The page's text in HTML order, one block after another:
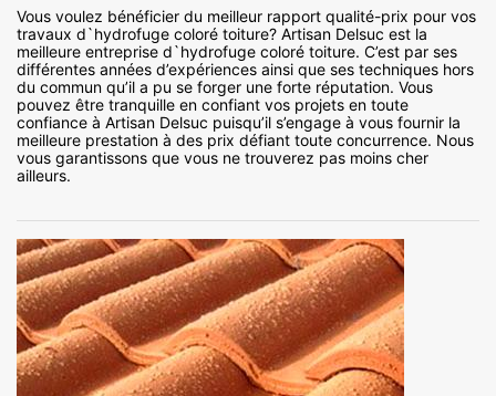
Vous voulez bénéficier du meilleur rapport qualité-prix pour vos
travaux d`hydrofuge coloré toiture? Artisan Delsuc est la
meilleure entreprise d`hydrofuge coloré toiture. C’est par ses
différentes années d’expériences ainsi que ses techniques hors
du commun qu’il a pu se forger une forte réputation. Vous
pouvez être tranquille en confiant vos projets en toute
confiance à Artisan Delsuc puisqu’il s’engage à vous fournir la
meilleure prestation à des prix défiant toute concurrence. Nous
vous garantissons que vous ne trouverez pas moins cher
ailleurs.